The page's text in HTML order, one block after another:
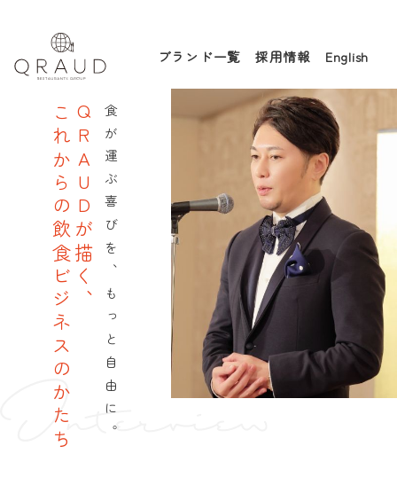
ブランド一覧 採用情報 English
食が運ぶ喜びを、もっと自由に。
QRAUDが描く、
これからの飲食ビジネスのかたち